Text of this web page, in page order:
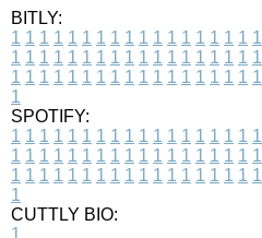
BITLY:
1 1 1 1 1 1 1 1 1 1 1 1 1 1 1 1 1 1
1 1 1 1 1 1 1 1 1 1 1 1 1 1 1 1 1 1
1 1 1 1 1 1 1 1 1 1 1 1 1 1 1 1 1 1
1
SPOTIFY:
1 1 1 1 1 1 1 1 1 1 1 1 1 1 1 1 1 1
1 1 1 1 1 1 1 1 1 1 1 1 1 1 1 1 1 1
1 1 1 1 1 1 1 1 1 1 1 1 1 1 1 1 1 1
1
CUTTLY BIO:
1